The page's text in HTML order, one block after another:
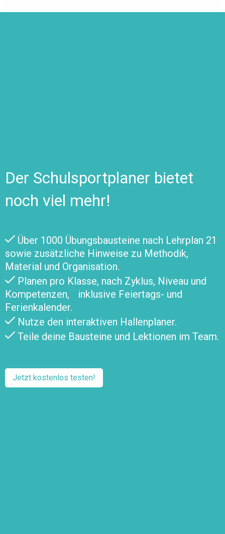
Der Schulsportplaner bietet
noch viel mehr!
Über 1000 Übungsbausteine nach Lehrplan 21
sowie zusätzliche Hinweise zu Methodik,
Material und Organisation.
Planen pro Klasse, nach Zyklus, Niveau und
Kompetenzen, inklusive Feiertags- und
Ferienkalender.
Nutze den interaktiven Hallenplaner.
Teile deine Bausteine und Lektionen im Team.
Jetzt kostenlos testen!